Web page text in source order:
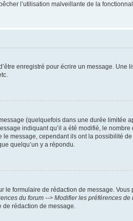
l’utilisation malveillante de la
enregistré pour écrire un message. Une
(quelquefois dans une durée limitée
indiquant qu’il a été modifié, le nombre
message, cependant ils ont la possibilité
quelqu’un y a répondu.
le formulaire de rédaction de message. Vous
du forum --> Modifier les préférences de
de rédaction de message.